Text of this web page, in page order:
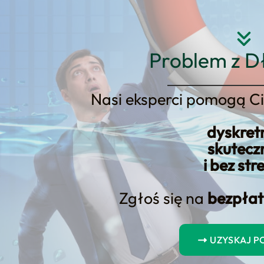
Problem z
Nasi eksperci pomogą
i bez
Zgłoś się na
UZYSKAJ
Strona główna O nas
– pomaga, czy